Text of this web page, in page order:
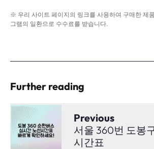
※ 우리 사이트 페이지의 링크를 사용하여 구매한 제
그램의 일환으로 수수료를 받습니다.
Further reading
Previous
서울 360번 도봉
시간표